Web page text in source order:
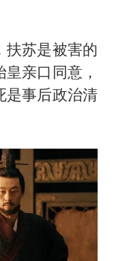
扶苏是被害的
亲口同意，
是事后政治清